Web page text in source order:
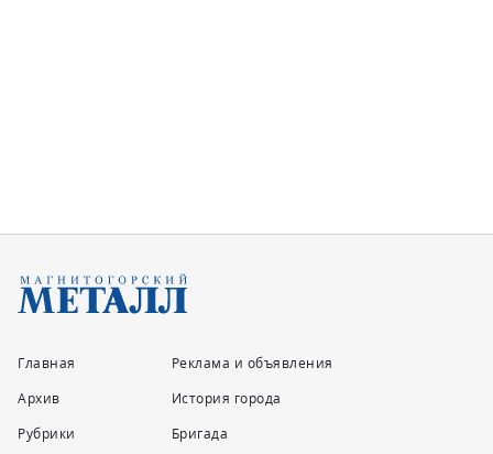
Главная
Архив
Рубрики
Реклама и объявления
История города
Бригада